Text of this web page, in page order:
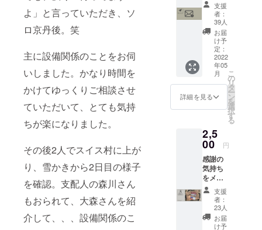
よ」と言っていただき、ソ
ロ京丹後。笑
主に設備関係のことをお伺
いしました。かなり時間を
かけてゆっくりご相談させ
ていただいて、とても気持
ちが楽になりました。
その後2人でスイス村に上が
り、雪かきから2日目の様子
を確認。支配人の森川さん
もおられて、大森さんを紹
介して、、、設備関係のこ
も多数出演
するライブ
ハウスで
の気持
ちを
メール
にてお
伝えさ
せてい
ただき
ます！
投げ銭
感覚で
どうぞ
よろし
いいた
しま
す！
支援
者：
39人
お届
け予
定：
2022
年05
月
詳細を見る
こ
の
リ
タ
ー
ン
を
選
択
す
る
2,5
00 円
感謝の
気持ち
をメー
ルにて
お送り
させて
いただ
きま
支援
者：
23人
お届
け予